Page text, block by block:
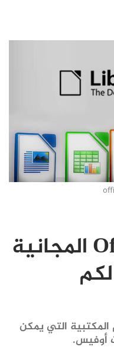
أفضل بدائل Office المجانية
التي يمكن
أوفيس.